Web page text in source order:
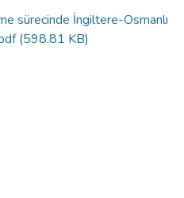
sürecinde İngiltere-Osmanlı
(598.81 KB)